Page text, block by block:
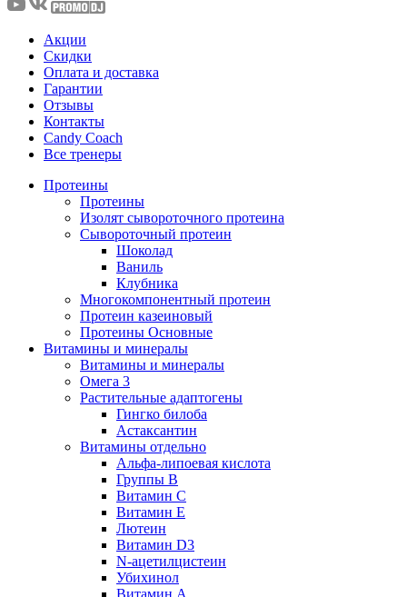
Акции
Скидки
Оплата и доставка
Гарантии
Отзывы
Контакты
Candy Coach
Все тренеры
Протеины
Протеины
Изолят сывороточного протеина
Сывороточный протеин
Шоколад
Ваниль
Клубника
Многокомпонентный протеин
Протеин казеиновый
Протеины Основные
Витамины и минералы
Витамины и минералы
Омега 3
Растительные адаптогены
Гингко билоба
Астаксантин
Витамины отдельно
Альфа-липоевая кислота
Группы B
Витамин С
Витамин Е
Лютеин
Витамин D3
N-ацетилцистеин
Убихинол
Витамин А